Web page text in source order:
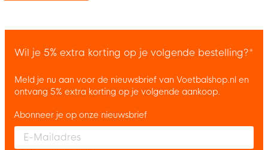
Wil je 5% extra korting op je volgende bestelling?*
Meld je nu aan voor de nieuwsbrief van Voetbalshop.nl en
ontvang 5% extra korting op je volgende aankoop.
Enter your email and accept the privacy policy to subscribe to
Abonneer je op onze nieuwsbrief